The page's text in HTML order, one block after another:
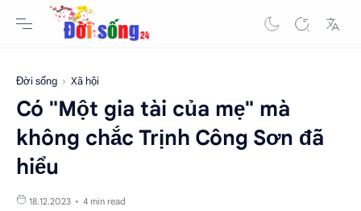
Đời sống Xã hội
Có "Một gia tài của mẹ" mà
không chắc Trịnh Công Sơn đã
hiểu
4 min read